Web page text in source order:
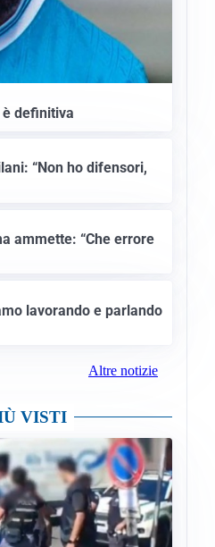
definitiva
“Non ho difensori,
ammette: “Che errore
lavorando e parlando
Altre notizie
VISTI